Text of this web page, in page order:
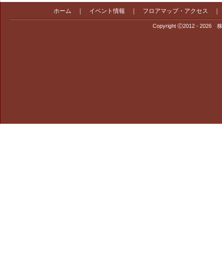
ホーム イベント情報 フロアマップ・アクセス
Copyright Ⓒ2012 - 2026 株